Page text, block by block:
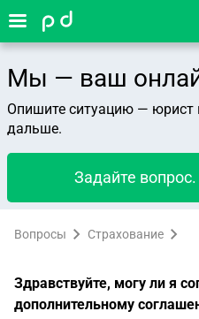
Мы — ваш
Опишите ситуацию — юрист
дальше.
Задайте
Вопросы Страхование
Здравствуйте, могу ли я
дополнительному